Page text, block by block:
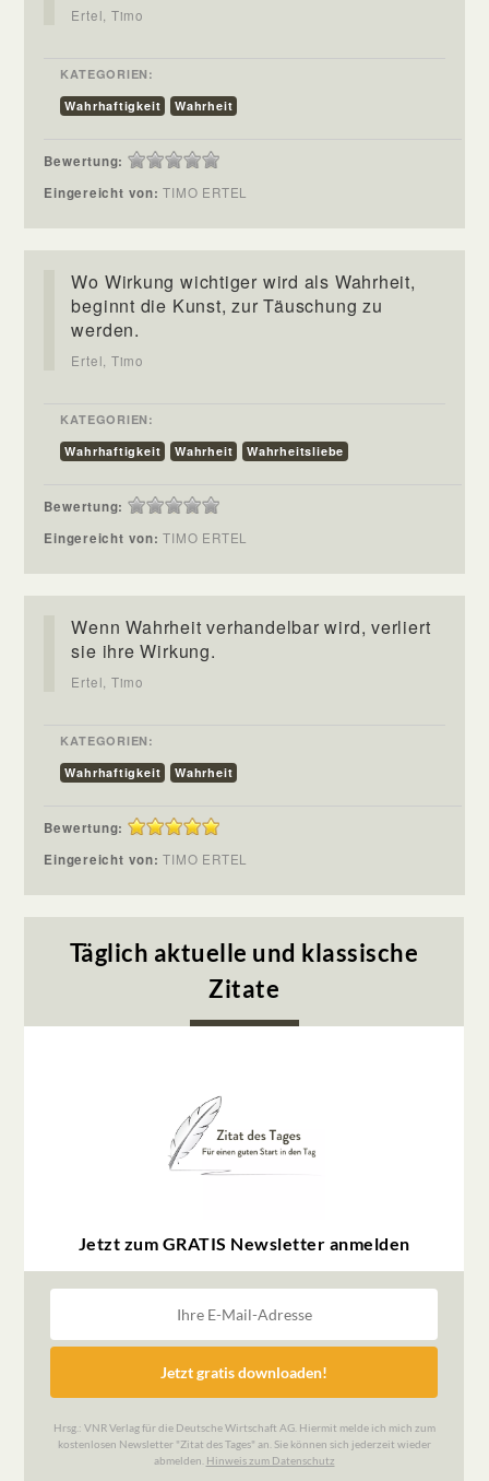
Ertel, Timo
KATEGORIEN:
Wahrhaftigkeit
Wahrheit
Bewertung:
Eingereicht von:TIMO ERTEL
Wo Wirkung wichtiger wird als Wahrheit,
beginnt die Kunst, zur Täuschung zu
werden.
Ertel, Timo
KATEGORIEN:
Wahrhaftigkeit
Wahrheit Wahrheitsliebe
Bewertung:
Eingereicht von:TIMO ERTEL
Wenn Wahrheit verhandelbar wird, verliert
sie ihre Wirkung.
Ertel, Timo
KATEGORIEN:
Wahrhaftigkeit
Wahrheit
Bewertung:
Eingereicht von:TIMO ERTEL